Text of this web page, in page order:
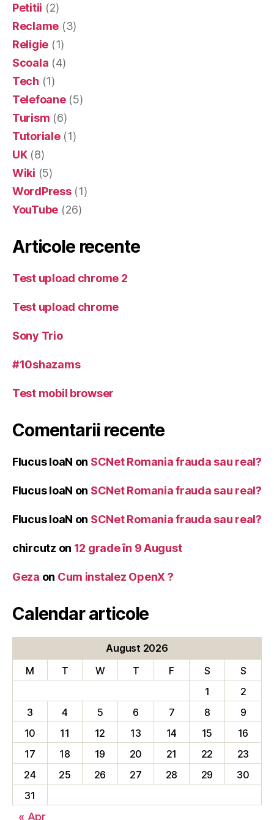
Petitii (2)
Reclame (3)
Religie (1)
Scoala (4)
Tech (1)
Telefoane(5)
Turism (6)
Tutoriale(1)
UK(8)
Wiki (5)
WordPress(1)
YouTube (26)
Articole recente
Test upload chrome 2
Test upload chrome
Sony Trio
#10shazams
Test mobil browser
Comentarii recente
Flucus IoaN on SCNet Romania frauda sau real?
Flucus IoaN on SCNet Romania frauda sau real?
Flucus IoaN on SCNet Romania frauda sau real?
chircutz on 12 grade în 9 August
Geza on Cum instalez OpenX ?
Calendar articole
August 2026
M
T W T F S
S
1
2
3
4 5 6 7 8
9
10
11 12 13 14 15
16
17
18 19 20 21 22
23
24
25 26 27 28 29
30
31
« Apr